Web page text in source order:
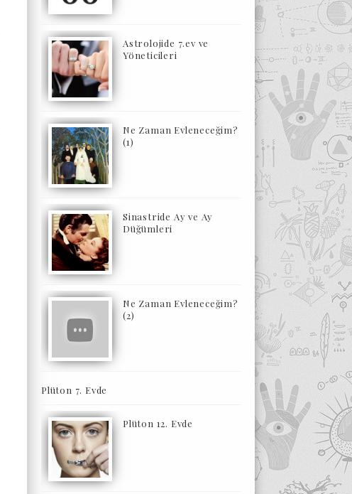
Astrolojide 7.ev ve
Yöneticileri
Ne Zaman Evleneceğim?
(1)
Sinastride Ay ve Ay
Düğümleri
Ne Zaman Evleneceğim?
(2)
Plüton 7. Evde
Plüton 12. Evde